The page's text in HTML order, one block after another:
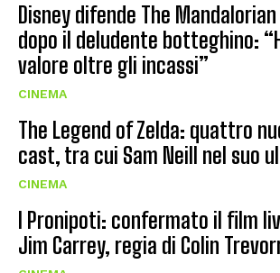
Disney difende The Mandalorian
dopo il deludente botteghino:
valore oltre gli incassi”
CINEMA
The Legend of Zelda: quattro
cast, tra cui Sam Neill nel suo
CINEMA
I Pronipoti: confermato il film
Jim Carrey, regia di Colin